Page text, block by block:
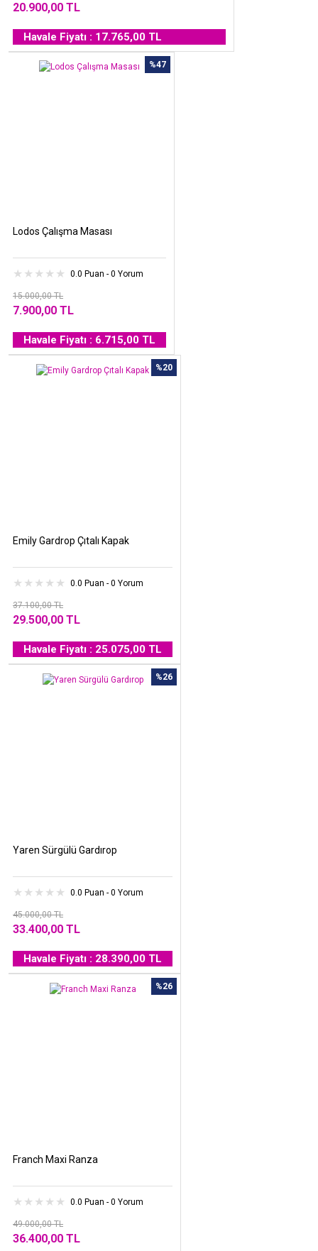
20.900,00 TL
Havale Fiyatı : 17.765,00 TL
%47
Lodos Çalışma Masası
0.0 Puan - 0 Yorum
15.000,00 TL
7.900,00 TL
Havale Fiyatı : 6.715,00 TL
%20
Emily Gardrop Çıtalı Kapak
0.0 Puan - 0 Yorum
37.100,00 TL
29.500,00 TL
Havale Fiyatı : 25.075,00 TL
%26
Yaren Sürgülü Gardırop
0.0 Puan - 0 Yorum
45.000,00 TL
33.400,00 TL
Havale Fiyatı : 28.390,00 TL
%26
Franch Maxi Ranza
0.0 Puan - 0 Yorum
49.000,00 TL
36.400,00 TL